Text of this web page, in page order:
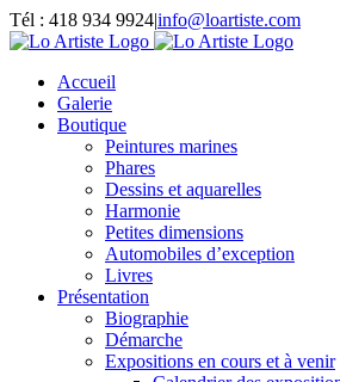
Passer
au
Tél : 418 934 9924|info@loartiste.com
Facebook
Instagram
Email
Pinterest
YouTube
Accueil
Galerie
Boutique
Peintures marines
Phares
Dessins et aquarelles
Harmonie
Petites dimensions
Automobiles d’exception
Livres
Présentation
Biographie
Démarche
Expositions en cours et à venir